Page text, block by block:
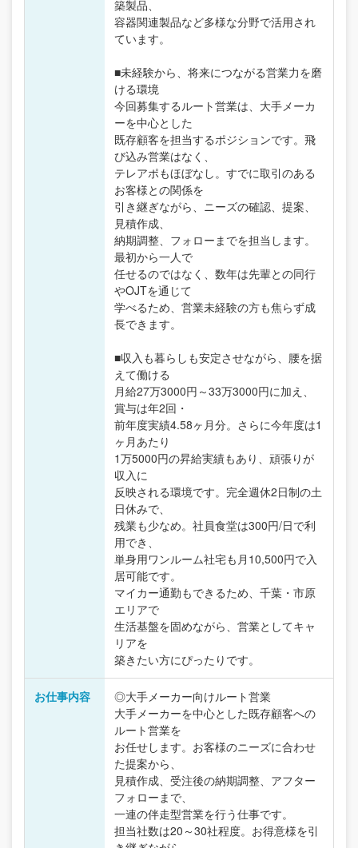
築製品、
容器関連製品など多様な分野で活用され
ています。
■未経験から、将来につながる営業力を磨
ける環境
今回募集するルート営業は、大手メーカ
ーを中心とした
既存顧客を担当するポジションです。飛
び込み営業はなく、
テレアポもほぼなし。すでに取引のある
お客様との関係を
引き継ぎながら、ニーズの確認、提案、
見積作成、
納期調整、フォローまでを担当します。
最初から一人で
任せるのではなく、数年は先輩との同行
やOJTを通じて
学べるため、営業未経験の方も焦らず成
長できます。
■収入も暮らしも安定させながら、腰を据
えて働ける
月給27万3000円～33万3000円に加え、
賞与は年2回・
前年度実績4.58ヶ月分。さらに今年度は1
ヶ月あたり
1万5000円の昇給実績もあり、頑張りが
収入に
反映される環境です。完全週休2日制の土
日休みで、
残業も少なめ。社員食堂は300円/日で利
用でき、
単身用ワンルーム社宅も月10,500円で入
居可能です。
マイカー通勤もできるため、千葉・市原
エリアで
生活基盤を固めながら、営業としてキャ
リアを
築きたい方にぴったりです。
お仕事内容
◎大手メーカー向けルート営業
大手メーカーを中心とした既存顧客への
ルート営業を
お任せします。お客様のニーズに合わせ
た提案から、
見積作成、受注後の納期調整、アフター
フォローまで、
一連の伴走型営業を行う仕事です。
担当社数は20～30社程度。お得意様を引